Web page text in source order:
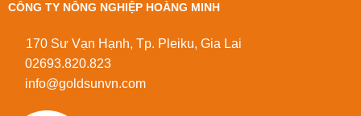
CÔNG TY NÔNG NGHIỆP HOÀNG MINH
170 Sư Vạn Hạnh, Tp. Pleiku, Gia Lai
02693.820.823
info@goldsunvn.com